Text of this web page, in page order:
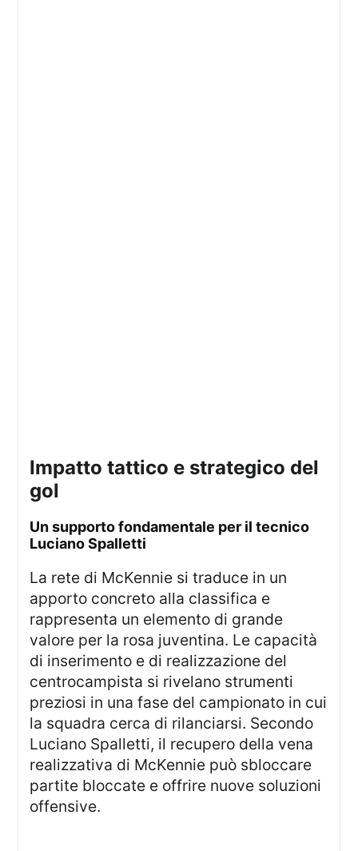
impatto tattico e strategico del
gol
un supporto fondamentale per il tecnico
Luciano Spalletti
La rete di McKennie si traduce in un
apporto concreto alla classifica e
rappresenta un elemento di grande
valore per la rosa juventina. Le capacità
di inserimento e di realizzazione del
centrocampista si rivelano strumenti
preziosi in una fase del campionato in cui
la squadra cerca di rilanciarsi. Secondo
Luciano Spalletti, il recupero della vena
realizzativa di McKennie può sbloccare
partite bloccate e offrire nuove soluzioni
offensive.